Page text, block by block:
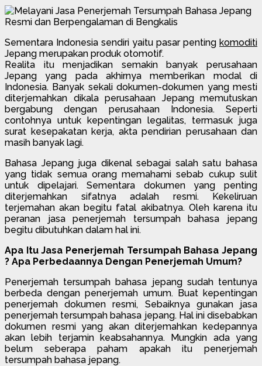
Sementara Indonesia sendiri yaitu pasar penting komoditi
Jepang merupakan produk otomotif.
Realita itu menjadikan semakin banyak perusahaan
Jepang yang pada akhirnya memberikan modal di
Indonesia. Banyak sekali dokumen-dokumen yang mesti
diterjemahkan dikala perusahaan Jepang memutuskan
bergabung dengan perusahaan Indonesia. Seperti
contohnya untuk kepentingan legalitas, termasuk juga
surat kesepakatan kerja, akta pendirian perusahaan dan
masih banyak lagi.
Bahasa Jepang juga dikenal sebagai salah satu bahasa
yang tidak semua orang memahami sebab cukup sulit
untuk dipelajari. Sementara dokumen yang penting
diterjemahkan sifatnya adalah resmi. Kekeliruan
terjemahan akan begitu fatal akibatnya. Oleh karena itu
peranan jasa penerjemah tersumpah bahasa jepang
begitu dibutuhkan dalam hal ini.
Apa Itu Jasa Penerjemah Tersumpah Bahasa Jepang
? Apa Perbedaannya Dengan Penerjemah Umum?
Penerjemah tersumpah bahasa jepang sudah tentunya
berbeda dengan penerjemah umum. Buat kepentingan
penerjemah dokumen resmi, Sebaiknya gunakan jasa
penerjemah tersumpah bahasa jepang. Hal ini disebabkan
dokumen resmi yang akan diterjemahkan kedepannya
akan lebih terjamin keabsahannya. Mungkin ada yang
belum seberapa paham apakah itu penerjemah
tersumpah bahasa jepang.